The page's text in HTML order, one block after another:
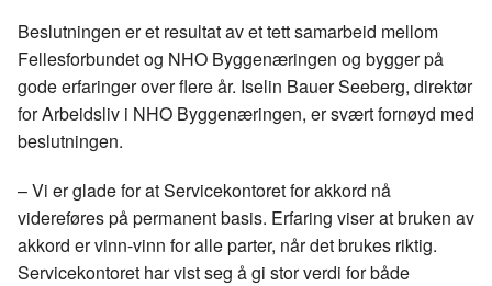
e
b
o
o
k
e
d
I
o
s
t
Beslutningen er et resultat av et tett samarbeid mellom
Fellesforbundet og NHO Byggenæringen og bygger på
gode erfaringer over flere år. Iselin Bauer Seeberg, direktør
for Arbeidsliv i NHO Byggenæringen, er svært fornøyd med
beslutningen.
– Vi er glade for at Servicekontoret for akkord nå
videreføres på permanent basis. Erfaring viser at bruken av
akkord er vinn-vinn for alle parter, når det brukes riktig.
Servicekontoret har vist seg å gi stor verdi for både